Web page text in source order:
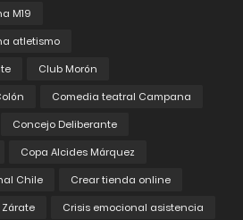
M19
atletismo
Club Morón
Comedia teatral Campana
Concejo Deliberante
Copa Alcides Márquez
Chile
Crear tienda online
Crisis emocional asistencia